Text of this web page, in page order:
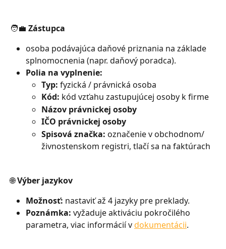
🧑‍💼 Zástupca
osoba podávajúca daňové priznania na základe
splnomocnenia (napr. daňový poradca).
Polia na vyplnenie:
Typ: fyzická / právnická osoba
Kód: kód vzťahu zastupujúcej osoby k firme
Názov právnickej osoby
IČO právnickej osoby
Spisová značka: označenie v obchodnom/
živnostenskom registri, tlačí sa na faktúrach
🌐 Výber jazykov
Možnosť: nastaviť až 4 jazyky pre preklady.
Poznámka: vyžaduje aktiváciu pokročilého
parametra, viac informácií v dokumentácii.